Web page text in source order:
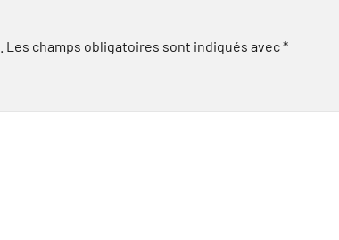
Les champs obligatoires sont indiqués avec*